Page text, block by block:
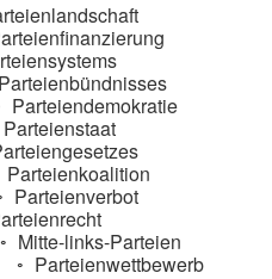
Parteienbündnisses
Parteiendemokratie
Parteienstaat
Parteienkoalition
Parteienverbot
Mitte-links-Parteien
Parteienwettbewerb